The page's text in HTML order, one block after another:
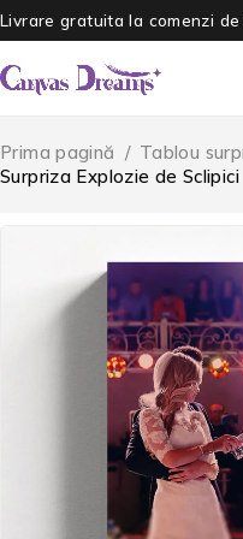
Livrare gratuita la comenzi de
Prima pagină / Tablou
Surpriza Explozie de Sclipici